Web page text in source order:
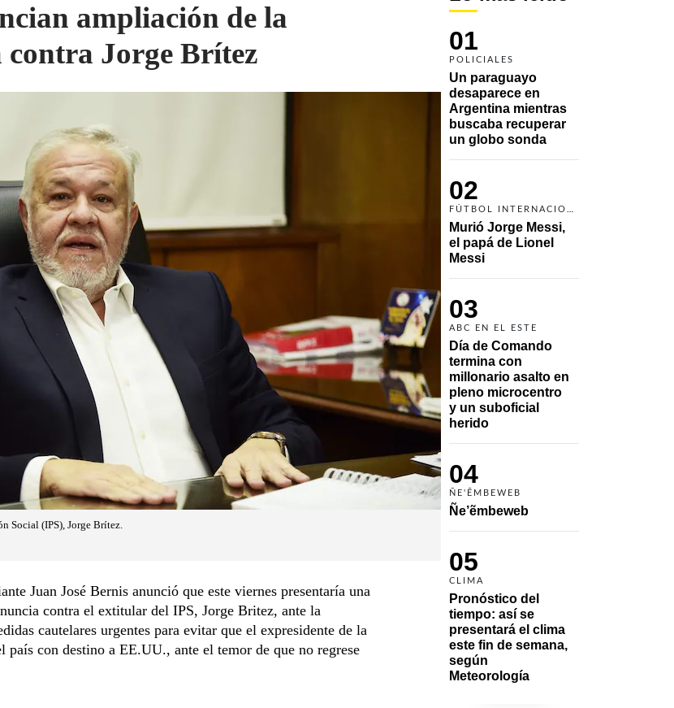
01
POLICIALES
Un paraguayo
desaparece en
Argentina mientras
buscaba recuperar
un globo sonda
02
Murió Jorge Messi,
el papá de Lionel
Messi
03
ABC EN EL ESTE
Día de Comando
termina con
millonario asalto en
pleno microcentro
y un suboficial
herido
04
ÑE'ẼMBEWEB
Ñe’ẽmbeweb
05
CLIMA
Pronóstico del
tiempo: así se
presentará el clima
este fin de semana,
según
Meteorología
ampliación de la
contra Jorge Brítez
Social (IPS), Jorge Brítez.
Juan José Bernis anunció que este viernes presentaría una
contra el extitular del IPS, Jorge Britez, ante la
cautelares urgentes para evitar que el expresidente de la
país con destino a EE.UU., ante el temor de que no regrese